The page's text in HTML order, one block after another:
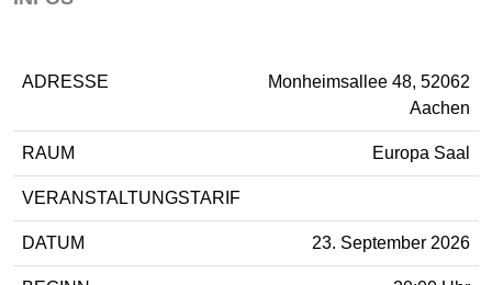
ADRESSE
Monheimsallee 48, 52062
Aachen
RAUM Europa Saal
VERANSTALTUNGSTARIF
DATUM 23. September 2026